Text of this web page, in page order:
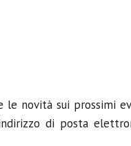
le novità sui prossimi
di posta